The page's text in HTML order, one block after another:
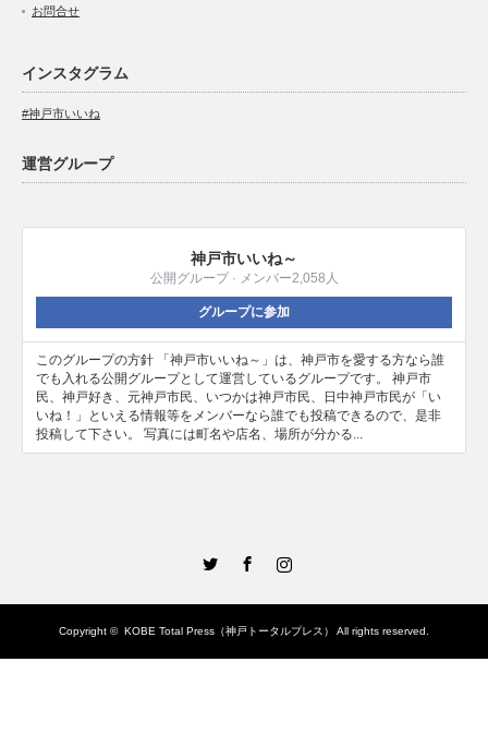
お問合せ
インスタグラム
#神戸市いいね
運営グループ
神戸市いいね～
公開グループ · メンバー2,058人
グループに参加
このグループの方針 「神戸市いいね～」は、神戸市を愛する方なら誰
でも入れる公開グループとして運営しているグループです。 神戸市
民、神戸好き、元神戸市民、いつかは神戸市民、日中神戸市民が「い
いね！」といえる情報等をメンバーなら誰でも投稿できるので、是非
投稿して下さい。 写真には町名や店名、場所が分かる...
Copyright © KOBE Total Press（神戸トータルプレス） All rights reserved.